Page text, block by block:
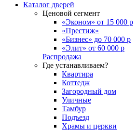
Каталог дверей
Ценовой сегмент
«Эконом» от 15 000 р
«Престиж»
«Бизнес» до 70 000 р
«Элит» от 60 000 р
Распродажа
Где устанавливаем?
Квартира
Коттедж
Загородный дом
Уличные
Тамбур
Подъезд
Храмы и церкви